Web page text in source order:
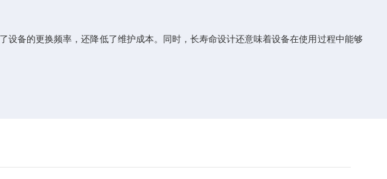
备的更换频率，还降低了维护成本。同时，长寿命设计还意味着设备在使用过程中能够